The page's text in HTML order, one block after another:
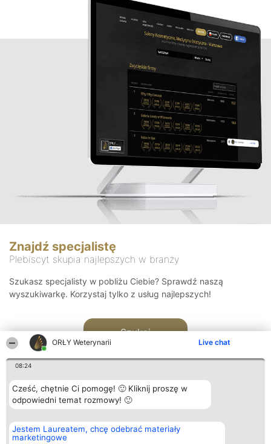
ORŁY Weterynarii Live chat
08:24
Cześć, chętnie Ci pomogę! 🙂 Kliknij proszę w
odpowiedni temat rozmowy! 🙂
Jestem Laureatem, chcę odebrać materiały
marketingowe
Znajdź specjalistę
Plebiscyt skupia najlepszych w branży
Szukasz specjalisty w pobliżu Ciebie? Sprawdź naszą
wyszukiwarkę. Korzystaj tylko z usług najlepszych!
Szukaj
Organizator plebiscytu
Bright Side Solutions sp. z o.
o. sp. k.
Plebiscyt
Laureaci
Kontakt
Kontakt